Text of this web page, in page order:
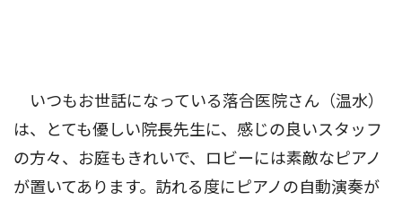
いつもお世話になっている落合医院さん（温水）
は、とても優しい院長先生に、感じの良いスタッフ
の方々、お庭もきれいで、ロビーには素敵なピアノ
が置いてあります。訪れる度にピアノの自動演奏が